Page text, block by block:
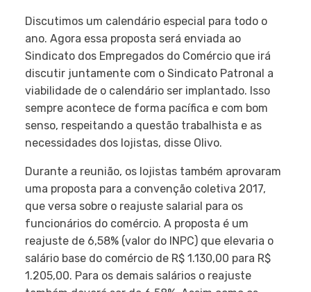
Discutimos um calendário especial para todo o
ano. Agora essa proposta será enviada ao
Sindicato dos Empregados do Comércio que irá
discutir juntamente com o Sindicato Patronal a
viabilidade de o calendário ser implantado. Isso
sempre acontece de forma pacífica e com bom
senso, respeitando a questão trabalhista e as
necessidades dos lojistas, disse Olivo.
Durante a reunião, os lojistas também aprovaram
uma proposta para a convenção coletiva 2017,
que versa sobre o reajuste salarial para os
funcionários do comércio. A proposta é um
reajuste de 6,58% (valor do INPC) que elevaria o
salário base do comércio de R$ 1.130,00 para R$
1.205,00. Para os demais salários o reajuste